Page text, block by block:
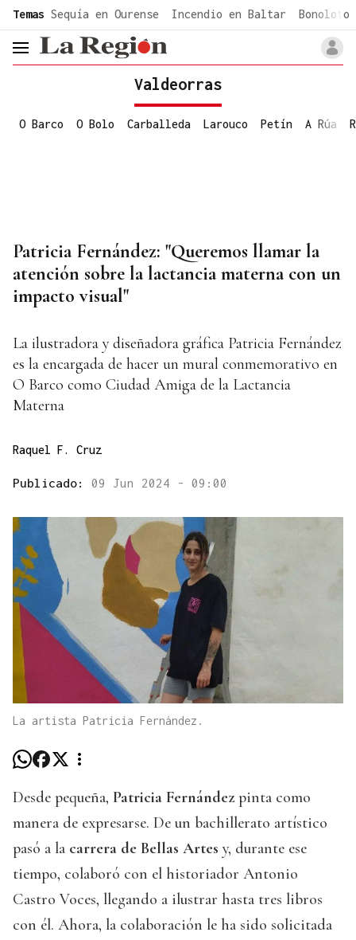
common.go-to-content
Temas Sequía en Ourense Incendio en Baltar Bonoloto
header.menu.open
Valdeorras
O Barco O Bolo Carballeda Larouco Petín A Rúa
Patricia Fernández: "Queremos llamar la
atención sobre la lactancia materna con un
impacto visual"
La ilustradora y diseñadora gráfica Patricia Fernández
es la encargada de hacer un mural conmemorativo en
O Barco como Ciudad Amiga de la Lactancia
Materna
Raquel F. Cruz
Publicado: 09 Jun 2024 - 09:00
La artista Patricia Fernández.
Desde pequeña, Patricia Fernández pinta como
manera de expresarse. De un bachillerato artístico
pasó a la carrera de Bellas Artes y, durante ese
tiempo, colaboró con el historiador Antonio
Castro Voces, llegando a ilustrar hasta tres libros
con él. Ahora, la colaboración le ha sido solicitada